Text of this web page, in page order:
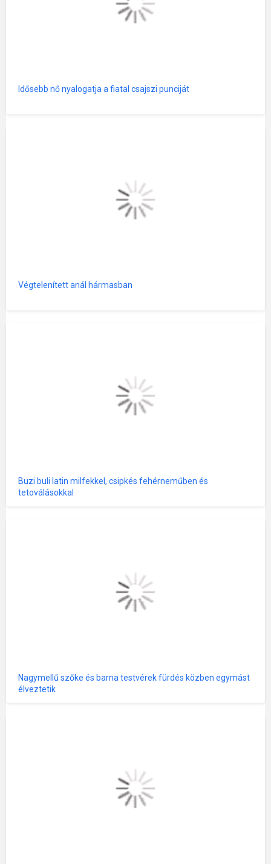
Idősebb nő nyalogatja a fiatal csajszi punciját
Végtelenített anál hármasban
Buzi buli latin milfekkel, csipkés fehérneműben és
tetoválásokkal
Nagymellű szőke és barna testvérek fürdés közben egymást
élveztetik